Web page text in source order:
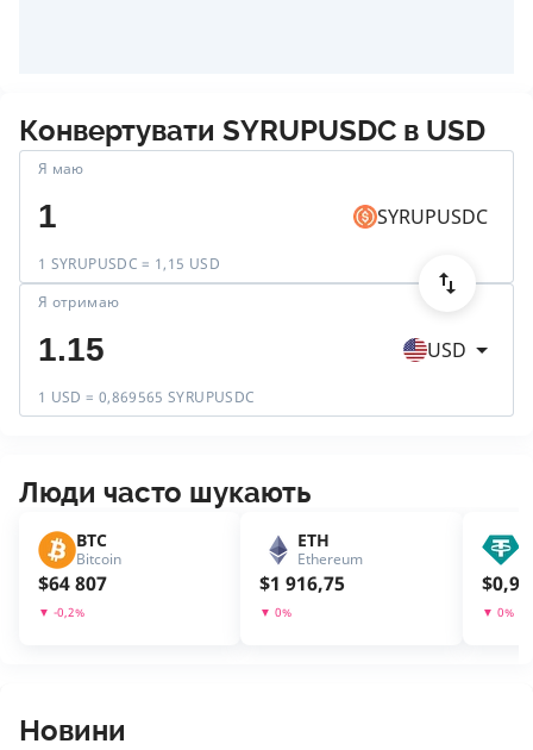
Конвертувати SYRUPUSDC в USD
Я маю
1 SYRUPUSDC = 1,15 USD
SYRUPUSDC
Я отримаю
1 USD = 0,869565 SYRUPUSDC
USD
Люди часто шукають
BTC
Bitcoin
$64 807
▼ -0,2%
ETH
Ethereum
$1 916,75
▼ 0%
$
▼ 0%
Новини